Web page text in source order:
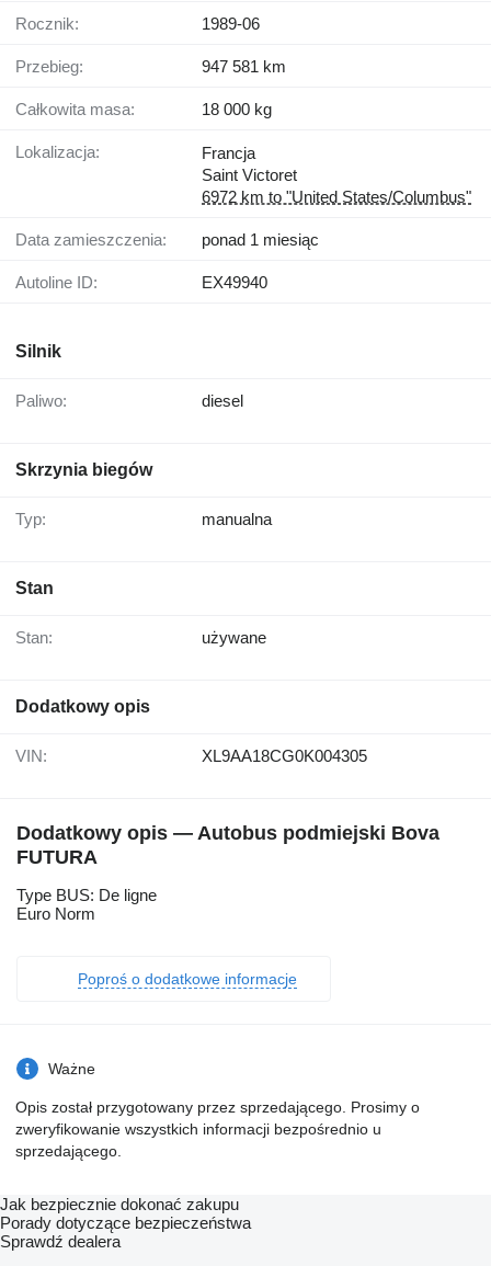
Rocznik: 1989-06
Przebieg: 947 581 km
Całkowita masa: 18 000 kg
Lokalizacja:
Francja
Saint Victoret
6972 km to "United States/Columbus"
Data zamieszczenia: ponad 1 miesiąc
Autoline ID: EX49940
Silnik
Paliwo: diesel
Skrzynia biegów
Typ: manualna
Stan
Stan: używane
Dodatkowy opis
VIN: XL9AA18CG0K004305
Dodatkowy opis — Autobus podmiejski Bova
FUTURA
Type BUS: De ligne
Euro Norm
Poproś o dodatkowe informacje
Ważne
Opis został przygotowany przez sprzedającego. Prosimy o
zweryfikowanie wszystkich informacji bezpośrednio u
sprzedającego.
Jak bezpiecznie dokonać zakupu
Porady dotyczące bezpieczeństwa
Sprawdź dealera